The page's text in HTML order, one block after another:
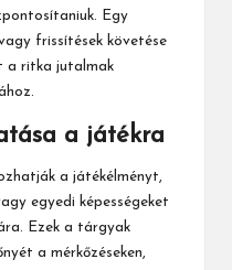
Egy
frissítések követése
a ritka jutalmak
a játékra
a játékélményt,
egyedi képességeket
Ezek a tárgyak
a mérkőzéseken,